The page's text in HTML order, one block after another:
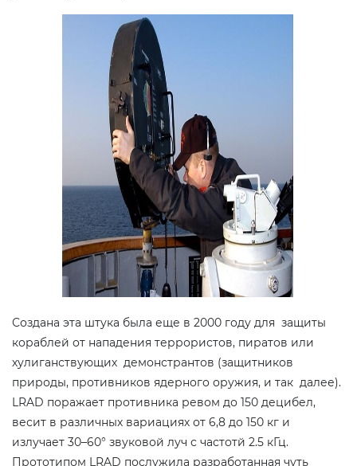
Создана эта штука была еще в 2000 году для защиты
кораблей от нападения террористов, пиратов или
хулиганствующих демонстрантов (защитников
природы, противников ядерного оружия, и так далее).
LRAD поражает противника ревом до 150 децибел,
весит в различных вариациях от 6,8 до 150 кг и
излучает 30–60° звуковой луч с частотй 2.5 кГц.
Прототипом LRAD послужила разработанная чуть